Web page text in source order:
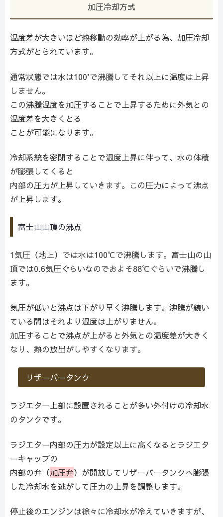
加圧冷却方式
温度差が大きいほど熱移動の効率が上がる為、加圧冷却
方式がとられています。
通常状態では水は100°で沸騰してそれ以上に温度は上昇
しません。
この沸騰温度を加圧することで上昇するために外気との
温度差を大きくとる
ことが可能になります。
冷却系統を密閉することで温度上昇に伴って、水の体積
が膨張してくると
内部の圧力が上昇していきます。この圧力によって沸点
が上昇します。
富士山山頂の沸点
1気圧（地上）では水は100℃で沸騰します。富士山の山
頂では0.6気圧ぐらいなのでおよそ88℃ぐらいで沸騰し
ます。
気圧が低いと沸点は下がり早く沸騰します。沸騰が続い
ている間はそれより温度は上がりません。
加圧することで沸点が上がると外気との温度差が大きく
なり、熱の放出がしやすくなります。
リザーバータンク
ラジエター上部に設置されることが多い外付けの冷却水
のタンクです。
ラジエター内部の圧力が設定以上に高くなるとラジエタ
ーキャップの
内部の弁（加圧弁）が開放してリザーバータンクへ膨張
した冷却水を逃がして圧力の上昇を調整します。
停止後のエンジンは徐々に冷却水が冷えていきますが、